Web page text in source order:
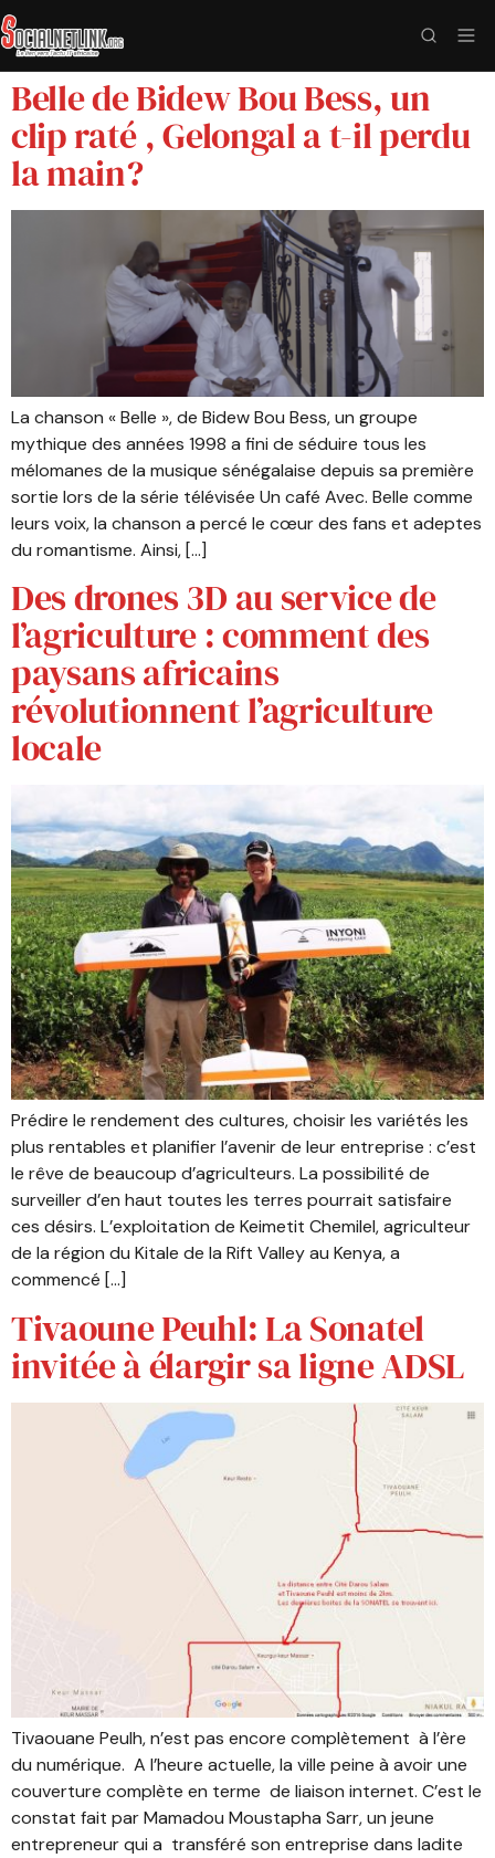
Belle de Bidew Bou Bess, un
clip raté , Gelongal a t-il perdu
la main?
La chanson « Belle », de Bidew Bou Bess, un groupe
mythique des années 1998 a fini de séduire tous les
mélomanes de la musique sénégalaise depuis sa première
sortie lors de la série télévisée Un café Avec. Belle comme
leurs voix, la chanson a percé le cœur des fans et adeptes
du romantisme. Ainsi, […]
Des drones 3D au service de
l’agriculture : comment des
paysans africains
révolutionnent l’agriculture
locale
Prédire le rendement des cultures, choisir les variétés les
plus rentables et planifier l’avenir de leur entreprise : c’est
le rêve de beaucoup d’agriculteurs. La possibilité de
surveiller d’en haut toutes les terres pourrait satisfaire
ces désirs. L’exploitation de Keimetit Chemilel, agriculteur
de la région du Kitale de la Rift Valley au Kenya, a
commencé […]
Tivaoune Peuhl: La Sonatel
invitée à élargir sa ligne ADSL
Tivaouane Peulh, n’est pas encore complètement à l’ère
du numérique. A l’heure actuelle, la ville peine à avoir une
couverture complète en terme de liaison internet. C’est le
constat fait par Mamadou Moustapha Sarr, un jeune
entrepreneur qui a transféré son entreprise dans ladite